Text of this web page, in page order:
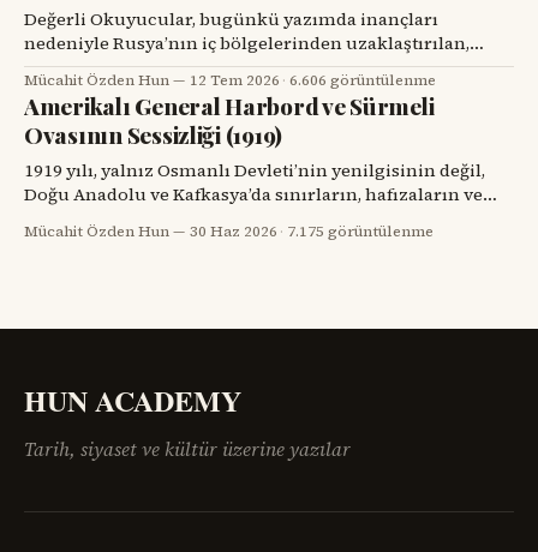
kendi kaderine karşı verdiği büyük mücadelenin adıdır.
Değerli Okuyucular, bugünkü yazımda inançları
nedeniyle Rusya’nın iç bölgelerinden uzaklaştırılan,
Kars’ta köyler kurup toprağa kök salan ve tarihin başka
bir döneminde yeniden göç yollarına düşen iki
topluluğun hikâyesini dikkatinize sunacağım. Kars’ın
eski köylerinde kalın taş duvarlı bir eve, ahşap bir
verandaya, artık dönmeyen bir su değirmenine veya
Mücahit Özden Hun 12 Tem 2026 ·6.606 görüntülenme
Amerikalı General Harbord ve Sürmeli
Ovasının Sessizliği (1919)
1919 yılı, yalnız Osmanlı Devleti’nin yenilgisinin değil,
Doğu Anadolu ve Kafkasya’da sınırların, hafızaların ve
komşulukların parçalandığı bir yıldı. Savaş bitmiş
görünüyordu; fakat savaşın geride bıraktığı öfke, açlık,
Mücahit Özden Hun 30 Haz 2026 · 7.175 görüntülenme
HUN ACADEMY
Tarih, siyaset ve kültür üzerine yazılar